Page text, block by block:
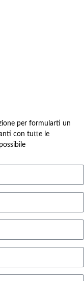
per formularti un
con tutte le